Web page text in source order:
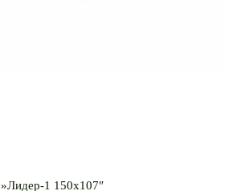
»Лидер-1 150х107″